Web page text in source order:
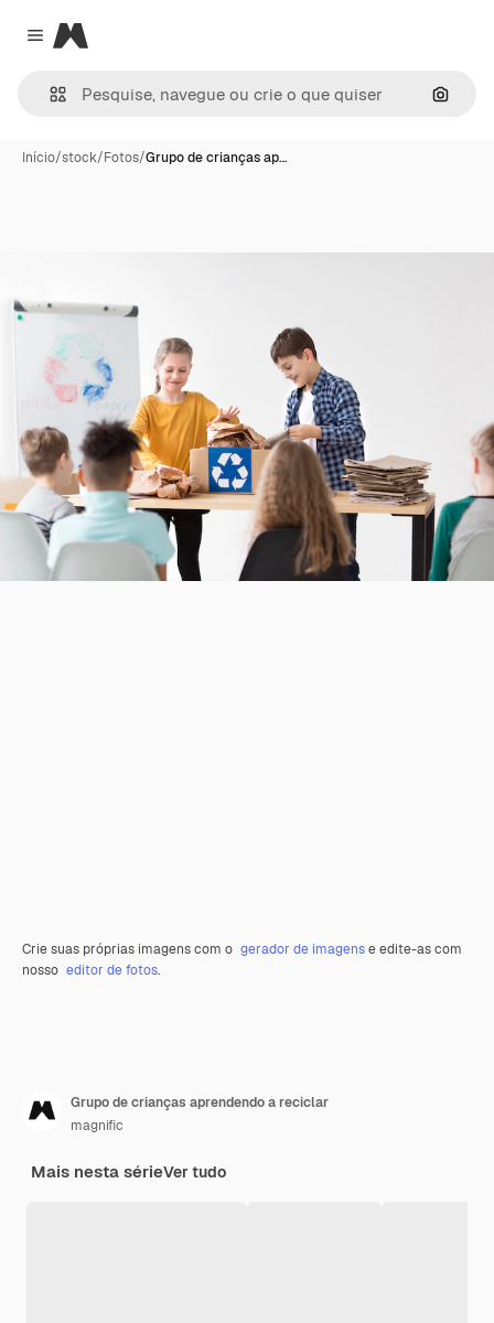
Close menu
Magnific
Início/stock/Fotos/Grupo de crianças ap…
Crie suas próprias imagens com o gerador de imagense edite-as com
nosso editor de fotos.
Grupo de crianças aprendendo a reciclar
magnific
Mais nesta sérieVer tudo